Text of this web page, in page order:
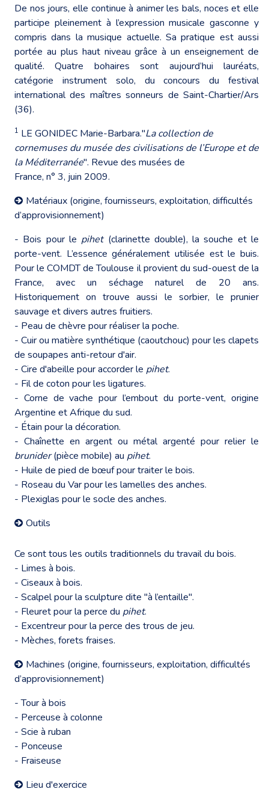
De nos jours, elle continue à animer les bals, noces et elle
participe pleinement à l’expression musicale gasconne y
compris dans la musique actuelle. Sa pratique est aussi
portée au plus haut niveau grâce à un enseignement de
qualité. Quatre bohaires sont aujourd’hui lauréats,
catégorie instrument solo, du concours du festival
international des maîtres sonneurs de Saint-Chartier/Ars
(36).
1 LE GONIDEC Marie-Barbara."La collection de
cornemuses du musée des civilisations de l’Europe et de
la Méditerranée". Revue des musées de
France, n° 3, juin 2009.
Matériaux (origine, fournisseurs, exploitation, difficultés
d’approvisionnement)
- Bois pour le pihet(clarinette double), la souche et le
porte-vent. L’essence généralement utilisée est le buis.
Pour le COMDT de Toulouse il provient du sud-ouest de la
France, avec un séchage naturel de 20 ans.
Historiquement on trouve aussi le sorbier, le prunier
sauvage et divers autres fruitiers.
- Peau de chèvre pour réaliser la poche.
- Cuir ou matière synthétique (caoutchouc) pour les clapets
de soupapes anti-retour d'air.
- Cire d'abeille pour accorder le pihet.
- Fil de coton pour les ligatures.
- Corne de vache pour l’embout du porte-vent, origine
Argentine et Afrique du sud.
- Étain pour la décoration.
- Chaînette en argent ou métal argenté pour relier le
brunider(pièce mobile) au pihet.
- Huile de pied de bœuf pour traiter le bois.
- Roseau du Var pour les lamelles des anches.
- Plexiglas pour le socle des anches.
Outils
Ce sont tous les outils traditionnels du travail du bois.
- Limes à bois.
- Ciseaux à bois.
- Scalpel pour la sculpture dite "à l’entaille".
- Fleuret pour la perce du pihet.
- Excentreur pour la perce des trous de jeu.
- Mèches, forets fraises.
Machines (origine, fournisseurs, exploitation, difficultés
d’approvisionnement)
- Tour à bois
- Perceuse à colonne
- Scie à ruban
- Ponceuse
- Fraiseuse
Lieu d'exercice